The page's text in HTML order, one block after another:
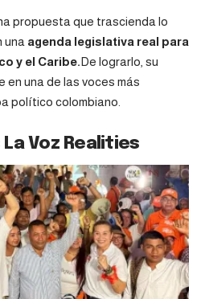
propuesta que trascienda lo
una agenda legislativa real para
y el Caribe.De lograrlo, su
una de las voces más
político colombiano.
Voz Realities